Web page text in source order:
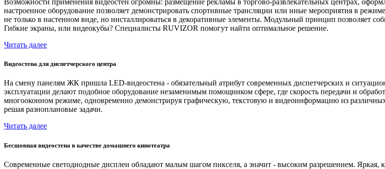
Возможности применения видеостен огромны: размещение рекламы в торгово-развлекательных центрах,
настроенное оборудование позволяет демонстрировать спортивные трансляции или иные мероприятия в
не только в настенном виде, но инсталлироваться в декоративные элементы. Модульный принцип позволяет
Гибкие экраны, или видеокубы? Специалисты RUVIZOR помогут найти оптимальное решение.
Читать далее
Видеостена для диспетчерского центра
На смену панелям ЖК пришла LED-видеостена - обязательный атрибут современных диспетчерских и
эксплуатации делают подобное оборудование незаменимым помощником сфере, где скорость передачи и
многооконном режиме, одновременно демонстрируя графическую, текстовую и видеоинформацию из
решая разноплановые задачи.
Читать далее
Бесшовная видеостена в качестве домашнего кинотеатра
Современные светодиодные дисплеи обладают малым шагом пикселя, а значит - высоким разрешением. Яркая,